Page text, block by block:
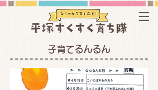
子育てるんるん